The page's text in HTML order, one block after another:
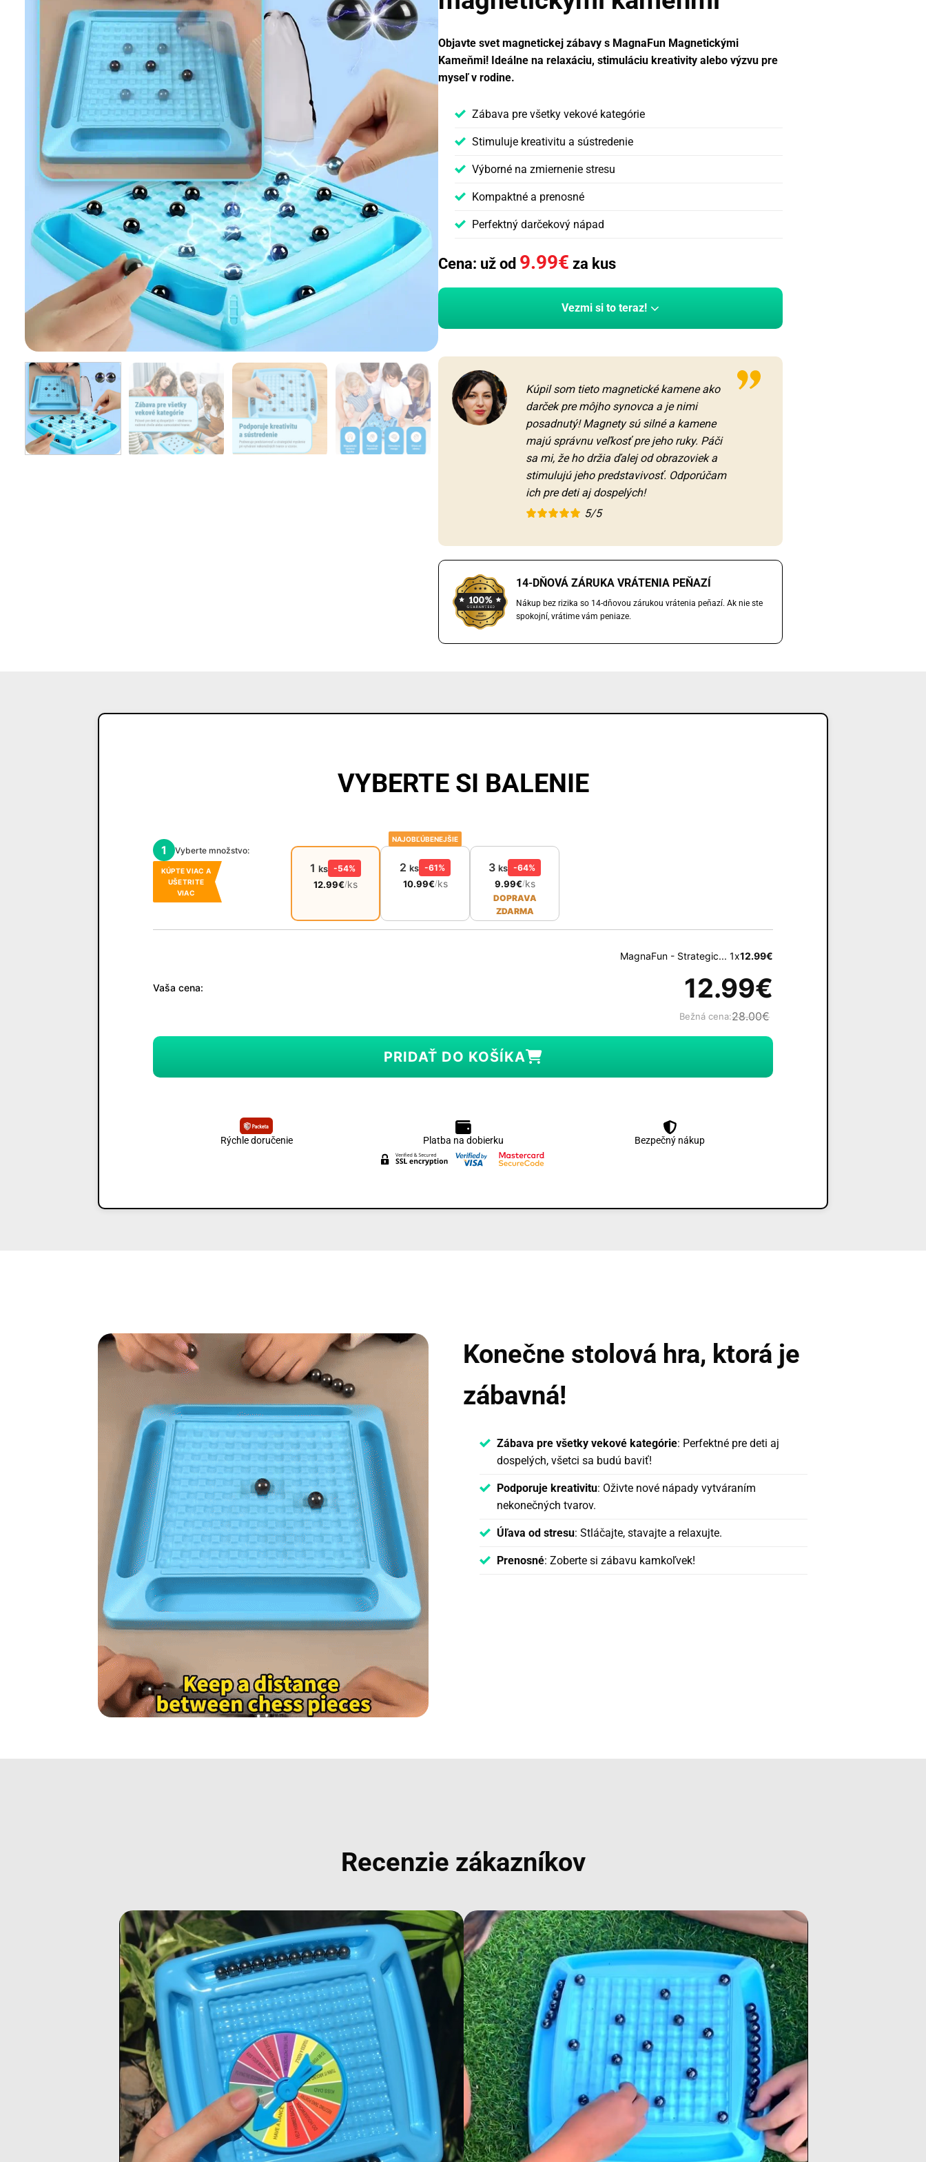
Objavte svet magnetickej zábavy s MagnaFun Magnetickými
Kameňmi! Ideálne na relaxáciu, stimuláciu kreativity alebo výzvu pre
myseľ v rodine.
Zábava pre všetky vekové kategórie
Stimuluje kreativitu a sústredenie
Výborné na zmiernenie stresu
Kompaktné a prenosné
Perfektný darčekový nápad
Cena: už od 9.99€ za kus
Vezmi si to teraz!
Kúpil som tieto magnetické kamene ako
darček pre môjho synovca a je nimi
posadnutý! Magnety sú silné a kamene
majú správnu veľkosť pre jeho ruky. Páči
sa mi, že ho držia ďalej od obrazoviek a
stimulujú jeho predstavivosť. Odporúčam
ich pre deti aj dospelých!
5/5
14-DŇOVÁ ZÁRUKA VRÁTENIA PEŇAZÍ
Nákup bez rizika so 14-dňovou zárukou vrátenia peňazí. Ak nie ste
spokojní, vrátime vám peniaze.
VYBERTE SI BALENIE
1 Vyberte množstvo:
KÚPTE VIAC A
UŠETRITE
VIAC
1 ks -54%
12.99€/ks
NAJOBĽÚBENEJŠIE
2 ks -61%
10.99€/ks
3 ks -64%
9.99€/ks
DOPRAVA
ZDARMA
MagnaFun - Strategic... 1x12.99€
Vaša cena: 12.99€
Bežná cena:28.00€
PRIDAŤ DO KOŠÍKA
Rýchle doručenie Platba na dobierku Bezpečný nákup
Konečne stolová hra, ktorá je
zábavná!
Zábava pre všetky vekové kategórie: Perfektné pre deti aj
dospelých, všetci sa budú baviť!
Podporuje kreativitu: Oživte nové nápady vytváraním
nekonečných tvarov.
Úľava od stresu: Stláčajte, stavajte a relaxujte.
Prenosné: Zoberte si zábavu kamkoľvek!
Recenzie zákazníkov